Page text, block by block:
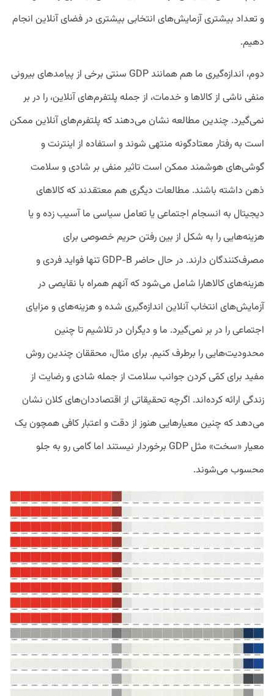
و تعداد بیشتری آزمایش‌های انتخابی بیشتری در فضای آنلاین انجام
دهیم.
دوم، اندازه‌گیری ما هم همانند GDP سنتی برخی از پیامد‌های بیرونی
منفی ناشی از کالاها و خدمات، از جمله پلتفرم‌های آنلاین، را در بر
نمی‌گیرد. چندین مطالعه نشان می‌دهند که پلتفرم‌های آنلاین ممکن
است به رفتار معتادگونه منتهی شوند و استفاده از اینترنت و
گوشی‌های هوشمند ممکن است تاثیر منفی بر شادی و سلامت
ذهن داشته باشند. مطالعات دیگری هم معتقدند که کالاهای
دیجیتال به انسجام اجتماعی یا تعامل سیاسی ما آسیب زده و یا
هزینه‌هایی را به شکل از بین رفتن حریم خصوصی برای
مصرف‌کنندگان دارند. در حال حاضر GDP-B تنها فواید فردی و
هزینه‌های کالاهارا شامل می‌شود که آنهم همراه با نقایصی در
آزمایش‌های انتخاب آنلاین اندازه‌گیری شده و هزینه‌های و مزایای
اجتماعی را در بر نمی‌گیرد. ما و دیگران در تلاشیم تا چنین
محدودیت‌هایی را برطرف کنیم. برای مثال، محققان چندین روش
مفید برای کمّی کردن جوانب سلامت از جمله شادی و رضایت از
زندگی ارائه کرده‌اند. اگرچه تحقیقاتی از اقتصاددان‌های کلان نشان
می‌دهد که چنین معیار‌هایی هنوز از دقت و اعتبار کافی همچون یک
معیار «سخت» مثل GDP برخوردار نیستند اما گامی رو به جلو
محسوب می‌شوند.